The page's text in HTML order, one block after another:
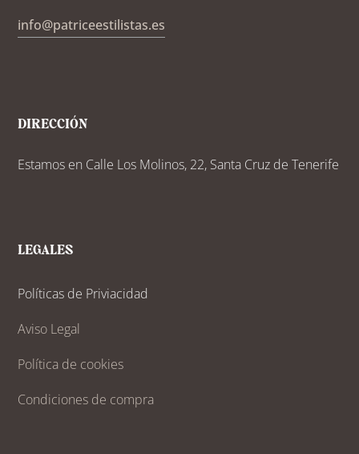
info@patriceestilistas.es
DIRECCIÓN
Estamos en Calle Los Molinos, 22, Santa Cruz de Tenerife
LEGALES
Políticas de Priviacidad
Aviso Legal
Política de cookies
Condiciones de compra